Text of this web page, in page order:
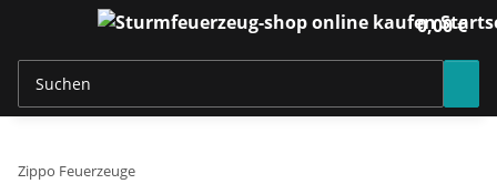
0,00 €
Zippo Feuerzeuge